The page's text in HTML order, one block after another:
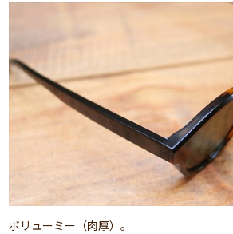
ボリューミー（肉厚）。